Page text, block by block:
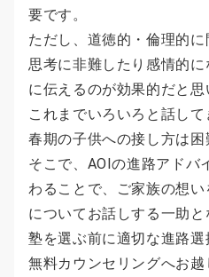
要です。
ただし、道徳的・倫理的
思考に非難したり感情的
に伝えるのが効果的だと思
これまでいろいろと話し
春期の子供への接し方は困
そこで、AOIの進路アドバ
わることで、ご家族の想
についてお話しする一助と
塾を選ぶ前に適切な進路選
無料カウンセリングへお越